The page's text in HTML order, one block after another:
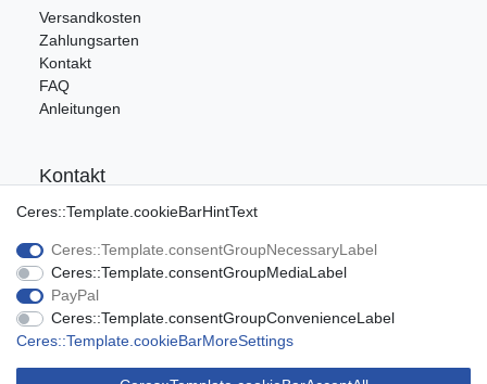
Versandkosten
Zahlungsarten
Kontakt
FAQ
Anleitungen
Kontakt
Tel.: 09176/9986400
Rechtliches
Datenschutz
Widerrufsrecht
AGB
Ceres::Template.cookieBarHintText
Ceres::Template.consentGroupNecessaryLabel
Ceres::Template.consentGroupMediaLabel
PayPal
Ceres::Template.consentGroupConvenienceLabel
Ceres::Template.cookieBarMoreSettings